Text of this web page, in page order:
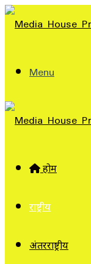
Menu
होम
राष्ट्रीय
अंतरराष्ट्रीय